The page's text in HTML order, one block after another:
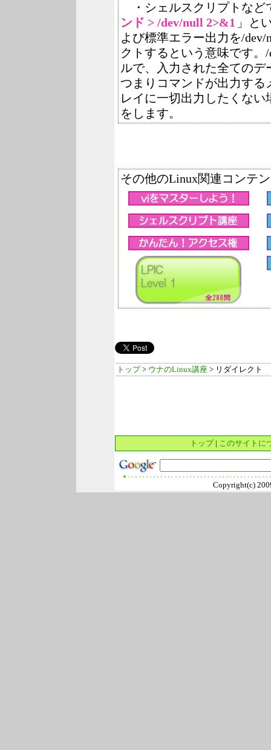
・シェルスクリプトなど
ンド > /dev/null 2>&1 」と
よび標準エラー出力を/
クトするという意味です。
ルで、入力された全ての
つまりコマンドが出力する
レイに一切出力したくな
をします。
その他のLinux関連コンテ
トップ> ウナのLinux講座 > リダイレクト
トップ| このサイトに
Copyright(c)